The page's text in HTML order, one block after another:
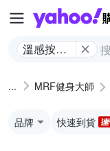
溫感按摩
MRF健身大師
品牌 快速到貨